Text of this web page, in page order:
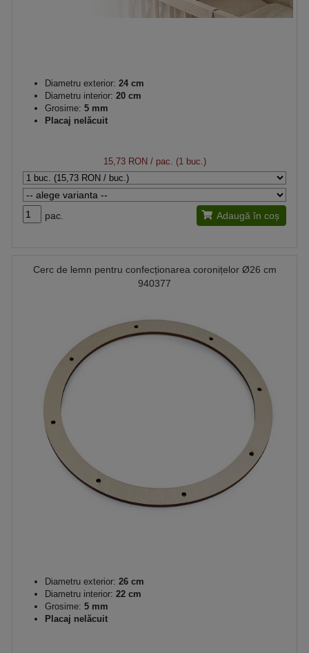
Diametru exterior: 24 cm
Diametru interior: 20 cm
Grosime: 5 mm
Placaj nelăcuit
15,73 RON / pac. (1 buc.)
pac. Adaugă în coș
Cerc de lemn pentru confecționarea coronițelor Ø26 cm
940377
Diametru exterior: 26 cm
Diametru interior: 22 cm
Grosime: 5 mm
Placaj nelăcuit